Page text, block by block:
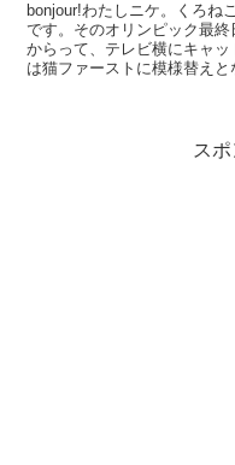
bonjour!わたしニケ。くろね
です。そのオリンピック最
からって、テレビ横にキャ
は猫ファーストに模様替えと
ス